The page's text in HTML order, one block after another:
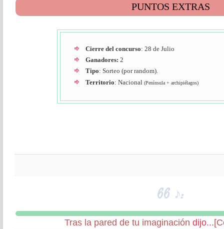
PUNTOS EXTRAS
Cierre del concurso: 28 de Julio
Ganadores: 2
Tipo: Sorteo (por random).
Territorio: Nacional (Península + archipiélagos)
66 ♪:
Tras la pared de tu imaginación dijo...